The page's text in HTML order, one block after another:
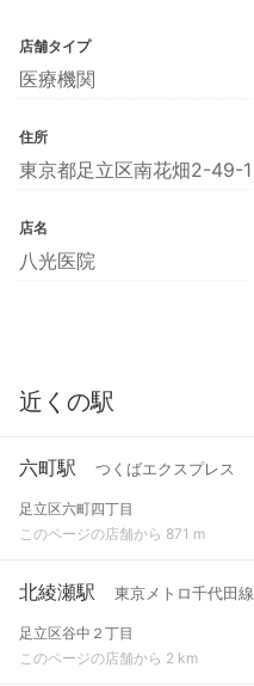
店舗タイプ
医療機関
住所
東京都足立区南花畑2-49-1
店名
八光医院
近くの駅
六町駅 つくばエクスプレス
足立区六町四丁目
このページの店舗から 871 m
北綾瀬駅 東京メトロ千代田線
足立区谷中２丁目
このページの店舗から 2 km